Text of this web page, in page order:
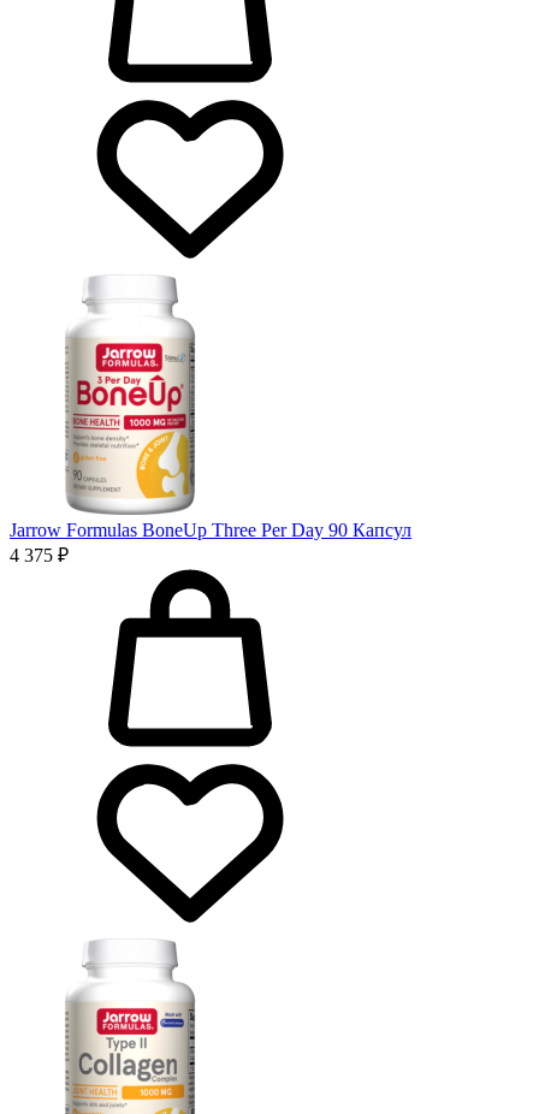
Jarrow Formulas BoneUp Three Per Day 90 Капсул
4 375 ₽